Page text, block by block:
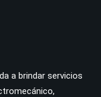
a brindar servicios